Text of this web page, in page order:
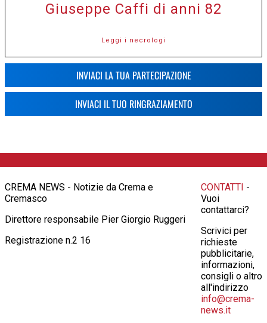
Giuseppe Caffi di anni 82
Leggi i necrologi
INVIACI LA TUA PARTECIPAZIONE
INVIACI IL TUO RINGRAZIAMENTO
CREMA NEWS - Notizie da Crema e
Cremasco
Direttore responsabile Pier Giorgio Ruggeri
Registrazione n.2 16
CONTATTI -
Vuoi
contattarci?
Scrivici per
richieste
pubblicitarie,
informazioni,
consigli o altro
all'indirizzo
info@crema-
news.it